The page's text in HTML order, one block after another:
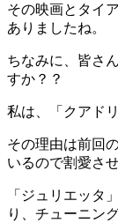
その映画とタイ
ありましたね。
ちなみに、皆さ
すか？？
私は、「クアド
その理由は前回
いるので割愛さ
「ジュリエッタ
り、チューニン